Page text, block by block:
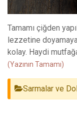
Tamamı çiğden
lezzetine
kolay. Haydi
(Yazının Tamamı)
Sarmalar ve